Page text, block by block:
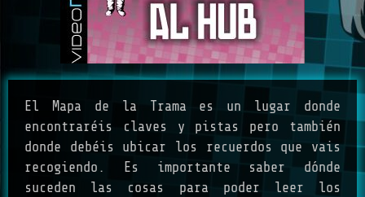
El Mapa de la Trama es un lugar donde
encontraréis claves y pistas pero también
donde debéis ubicar los recuerdos que vais
recogiendo. Es importante saber dónde
suceden las cosas para poder leer los